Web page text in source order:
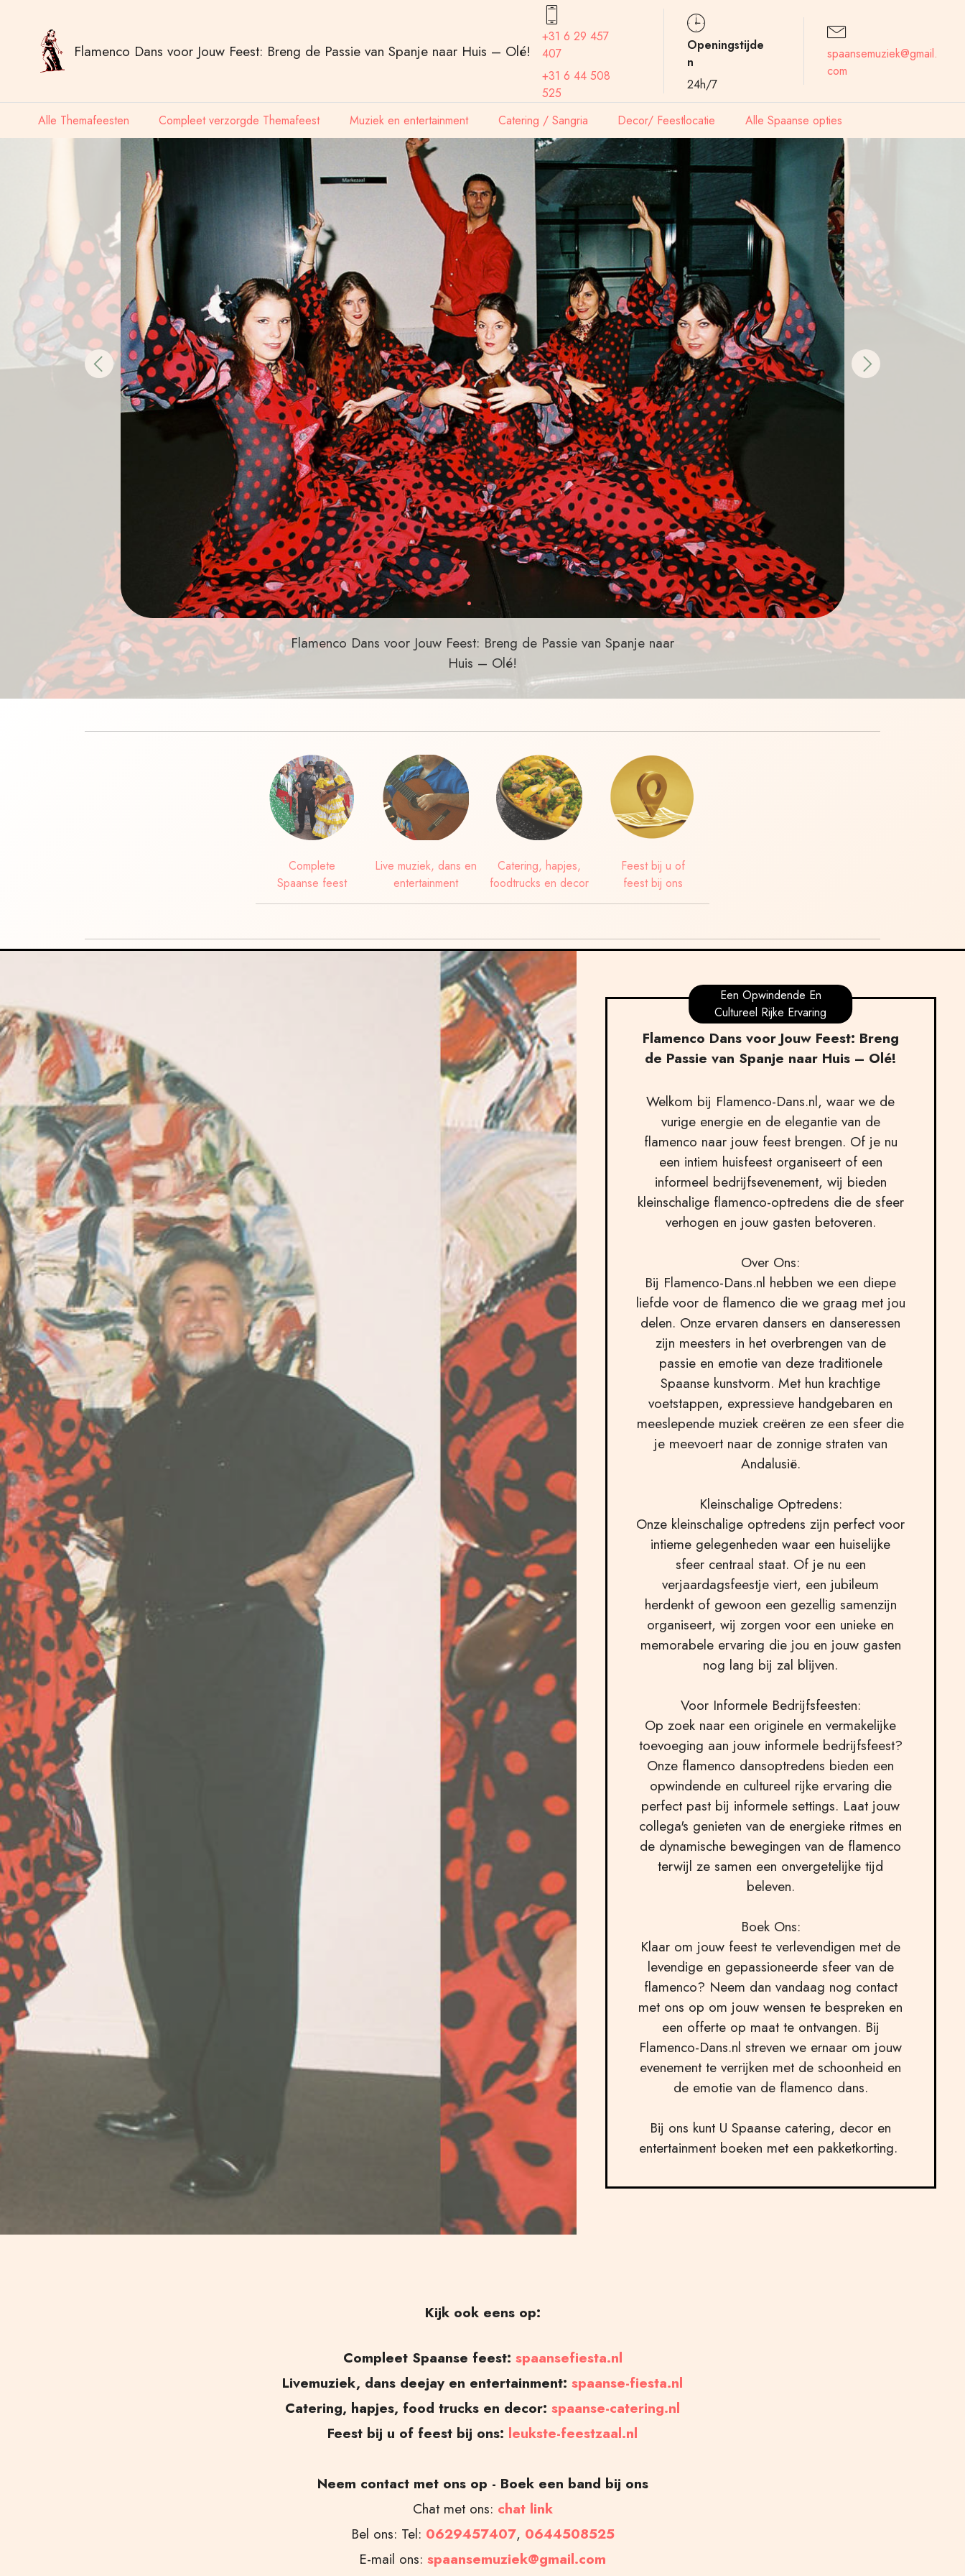
Flamenco Dans voor Jouw Feest: Breng de Passie van Spanje naar Huis – Olé!
+31 6 29 457
407
+31 6 44 508
525
Openingstijde
n
24h/7
spaansemuziek@gmail.
com
Alle Themafeesten Compleet verzorgde Themafeest Muziek en entertainment Catering / Sangria Decor/ Feestlocatie Alle Spaanse opties
Flamenco Dans voor Jouw Feest: Breng de Passie van Spanje naar
Huis – Olé!
Previous Next
Complete
Spaanse feest
Live muziek, dans en
entertainment
Catering, hapjes,
foodtrucks en decor
Feest bij u of
feest bij ons
Een Opwindende En
Cultureel Rijke Ervaring
Flamenco Dans voor Jouw Feest: Breng
de Passie van Spanje naar Huis – Olé!
Welkom bij Flamenco-Dans.nl, waar we de
vurige energie en de elegantie van de
flamenco naar jouw feest brengen. Of je nu
een intiem huisfeest organiseert of een
informeel bedrijfsevenement, wij bieden
kleinschalige flamenco-optredens die de sfeer
verhogen en jouw gasten betoveren.
Over Ons:
Bij Flamenco-Dans.nl hebben we een diepe
liefde voor de flamenco die we graag met jou
delen. Onze ervaren dansers en danseressen
zijn meesters in het overbrengen van de
passie en emotie van deze traditionele
Spaanse kunstvorm. Met hun krachtige
voetstappen, expressieve handgebaren en
meeslepende muziek creëren ze een sfeer die
je meevoert naar de zonnige straten van
Andalusië.
Kleinschalige Optredens:
Onze kleinschalige optredens zijn perfect voor
intieme gelegenheden waar een huiselijke
sfeer centraal staat. Of je nu een
verjaardagsfeestje viert, een jubileum
herdenkt of gewoon een gezellig samenzijn
organiseert, wij zorgen voor een unieke en
memorabele ervaring die jou en jouw gasten
nog lang bij zal blijven.
Voor Informele Bedrijfsfeesten:
Op zoek naar een originele en vermakelijke
toevoeging aan jouw informele bedrijfsfeest?
Onze flamenco dansoptredens bieden een
opwindende en cultureel rijke ervaring die
perfect past bij informele settings. Laat jouw
collega's genieten van de energieke ritmes en
de dynamische bewegingen van de flamenco
terwijl ze samen een onvergetelijke tijd
beleven.
Boek Ons:
Klaar om jouw feest te verlevendigen met de
levendige en gepassioneerde sfeer van de
flamenco? Neem dan vandaag nog contact
met ons op om jouw wensen te bespreken en
een offerte op maat te ontvangen. Bij
Flamenco-Dans.nl streven we ernaar om jouw
evenement te verrijken met de schoonheid en
de emotie van de flamenco dans.
Bij ons kunt U Spaanse catering, decor en
entertainment boeken met een pakketkorting.
Kijk ook eens op:
Compleet Spaanse feest: spaansefiesta.nl
Livemuziek, dans deejay en entertainment: spaanse-fiesta.nl
Catering, hapjes, food trucks en decor: spaanse-catering.nl
Feest bij u of feest bij ons: leukste-feestzaal.nl
Neem contact met ons op - Boek een band bij ons
Chat met ons: chat link
Bel ons: Tel: 0629457407, 0644508525
E-mail ons: spaansemuziek@gmail.com